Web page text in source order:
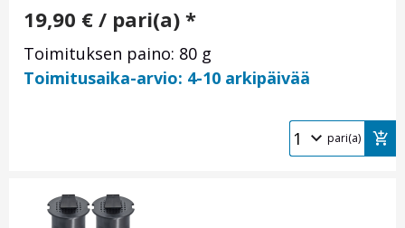
19,90 € / pari(a) *
Toimituksen paino: 80 g
Toimitusaika-arvio: 4-10 arkipäivää
pari(a)